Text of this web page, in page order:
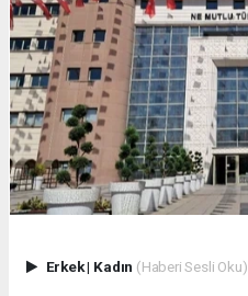
Erkek| Kadın (Haberi Sesli Oku)